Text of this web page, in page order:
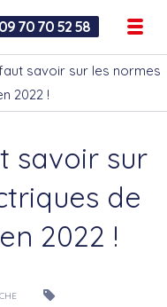
09 70 70 52 58
faut savoir sur les normes
2022 !
savoir sur
de
2022 !